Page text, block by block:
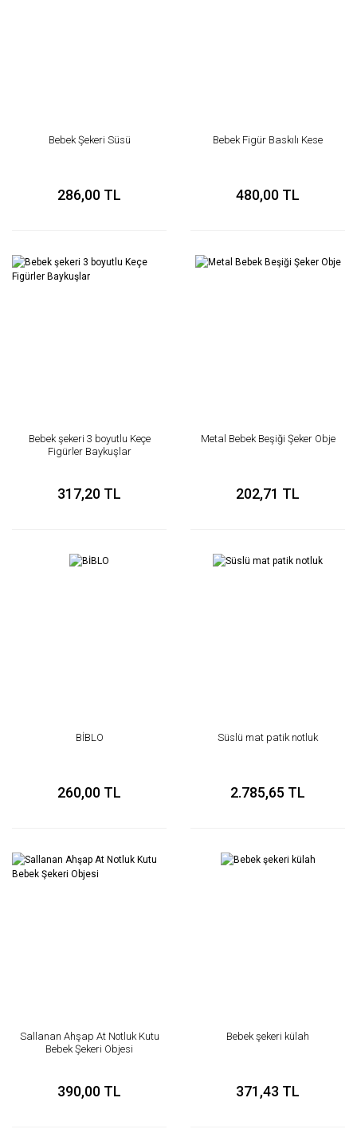
Bebek Şekeri Süsü
286,00 TL
Bebek Figür Baskılı Kese
480,00 TL
Bebek şekeri 3 boyutlu Keçe
Figürler Baykuşlar
317,20 TL
Metal Bebek Beşiği Şeker Obje
202,71 TL
BİBLO
260,00 TL
Süslü mat patik notluk
2.785,65 TL
Sallanan Ahşap At Notluk Kutu
Bebek Şekeri Objesi
390,00 TL
Bebek şekeri külah
371,43 TL